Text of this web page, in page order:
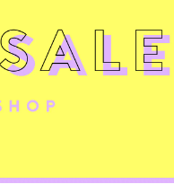
40th限定 irodori バッグ